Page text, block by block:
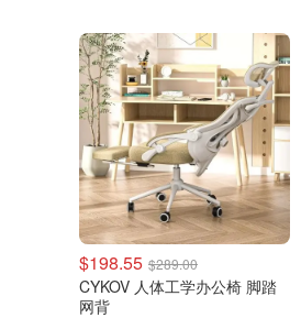
$198.55 $289.00
CYKOV 人体工学办公椅 脚踏
网背